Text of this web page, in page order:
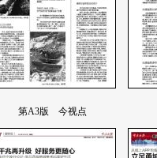
第A3版 今视点